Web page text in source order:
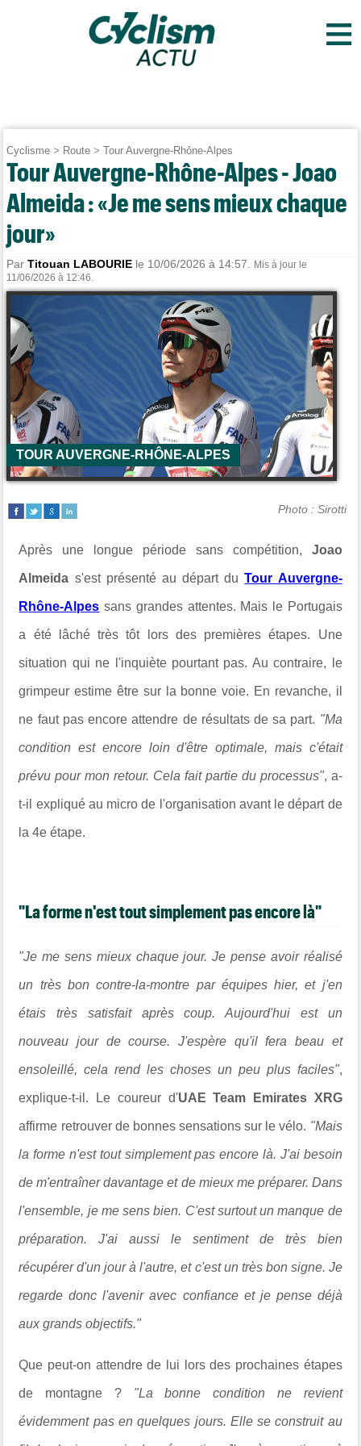
≡
Cyclisme > Route >Tour Auvergne-Rhône-Alpes
Tour Auvergne-Rhône-Alpes - Joao
Almeida : «Je me sens mieux chaque
jour»
ParTitouan LABOURIE le 10/06/2026 à 14:57.
Mis à jour le
11/06/2026 à 12:46.
TOUR AUVERGNE-RHÔNE-ALPES
Photo : Sirotti
Après une longue période sans compétition, Joao
Almeida s'est présenté au départ duTour Auvergne-
Rhône-Alpes sans grandes attentes. Mais le Portugais
a été lâché très tôt lors des premières étapes. Une
situation qui ne l'inquiète pourtant pas. Au contraire, le
grimpeur estime être sur la bonne voie. En revanche, il
ne faut pas encore attendre de résultats de sa part. "Ma
condition est encore loin d'être optimale, mais c'était
prévu pour mon retour. Cela fait partie du processus", a-
t-il expliqué au micro de l'organisation avant le départ de
la 4e étape.
"La forme n'est tout simplement pas encore là"
"Je me sens mieux chaque jour. Je pense avoir réalisé
un très bon contre-la-montre par équipes hier, et j'en
étais très satisfait après coup. Aujourd'hui est un
nouveau jour de course. J'espère qu'il fera beau et
ensoleillé, cela rend les choses un peu plus faciles",
explique-t-il. Le coureur d'UAE Team Emirates XRG
affirme retrouver de bonnes sensations sur le vélo. "Mais
la forme n'est tout simplement pas encore là. J'ai besoin
de m'entraîner davantage et de mieux me préparer. Dans
l'ensemble, je me sens bien. C'est surtout un manque de
préparation. J'ai aussi le sentiment de très bien
récupérer d'un jour à l'autre, et c'est un très bon signe. Je
regarde donc l'avenir avec confiance et je pense déjà
aux grands objectifs."
Que peut-on attendre de lui lors des prochaines étapes
de montagne ? "La bonne condition ne revient
évidemment pas en quelques jours. Elle se construit au